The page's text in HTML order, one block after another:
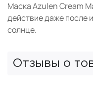
Маска Azulen Cream
действие даже после
солнце.
Отзывы о